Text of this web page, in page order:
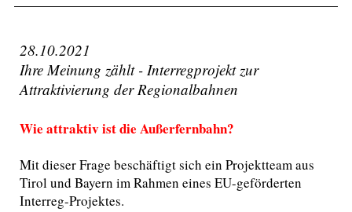
28.10.2021
Ihre Meinung zählt - Interregprojekt zur
Attraktivierung der Regionalbahnen
Wie attraktiv ist die Außerfernbahn?
Mit dieser Frage beschäftigt sich ein Projektteam aus
Tirol und Bayern im Rahmen eines EU-geförderten
Interreg-Projektes.